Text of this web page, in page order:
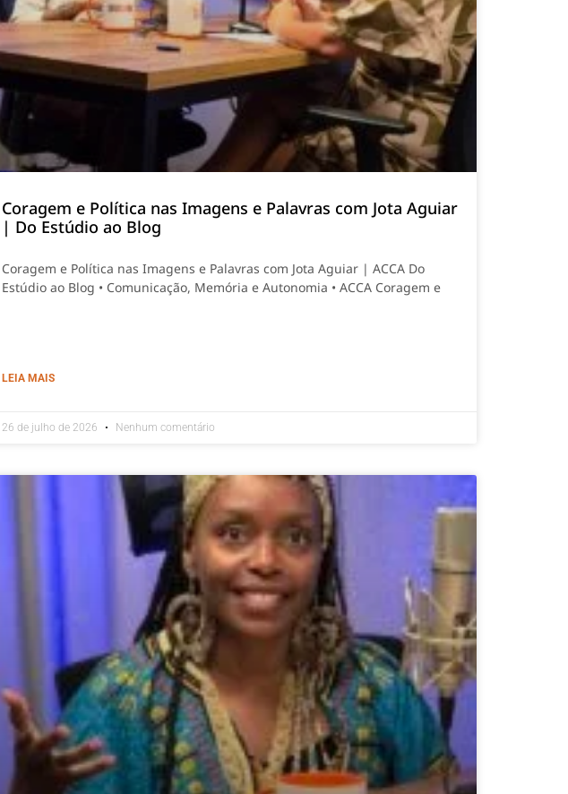
Coragem e Política nas Imagens e Palavras com Jota Aguiar
| Do Estúdio ao Blog
Coragem e Política nas Imagens e Palavras com Jota Aguiar | ACCA Do
Estúdio ao Blog • Comunicação, Memória e Autonomia • ACCA Coragem e
LEIA MAIS
26 de julho de 2026 Nenhum comentário